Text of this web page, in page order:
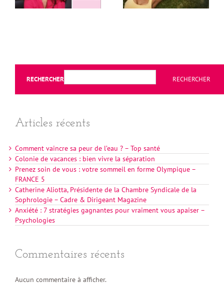
RECHERCHER RECHERCHER
Articles récents
Comment vaincre sa peur de l’eau ? – Top santé
Colonie de vacances : bien vivre la séparation
Prenez soin de vous : votre sommeil en forme Olympique –
FRANCE 5
Catherine Aliotta, Présidente de la Chambre Syndicale de la
Sophrologie – Cadre & Dirigeant Magazine
Anxiété : 7 stratégies gagnantes pour vraiment vous apaiser –
Psychologies
Commentaires récents
Aucun commentaire à afficher.